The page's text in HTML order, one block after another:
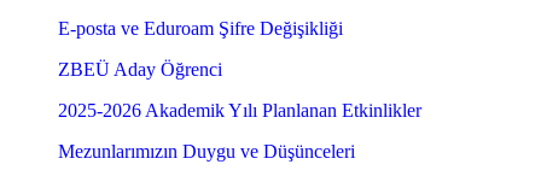
E-posta ve Eduroam Şifre Değişikliği
ZBEÜ Aday Öğrenci
2025-2026 Akademik Yılı Planlanan Etkinlikler
Mezunlarımızın Duygu ve Düşünceleri